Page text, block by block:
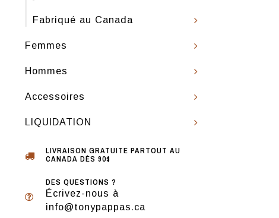
Fabriqué au Canada
Femmes
Hommes
Accessoires
LIQUIDATION
LIVRAISON GRATUITE PARTOUT AU
CANADA DÈS 90$
DES QUESTIONS ?
Écrivez-nous à
info@tonypappas.ca